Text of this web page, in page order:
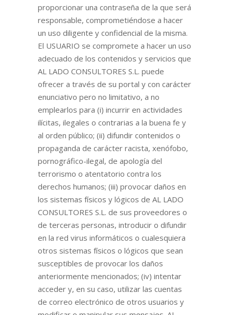
proporcionar una contraseña de la que será
responsable, comprometiéndose a hacer
un uso diligente y confidencial de la misma.
El USUARIO se compromete a hacer un uso
adecuado de los contenidos y servicios que
AL LADO CONSULTORES S.L. puede
ofrecer a través de su portal y con carácter
enunciativo pero no limitativo, a no
emplearlos para (i) incurrir en actividades
ilícitas, ilegales o contrarias a la buena fe y
al orden público; (ii) difundir contenidos o
propaganda de carácter racista, xenófobo,
pornográfico-ilegal, de apología del
terrorismo o atentatorio contra los
derechos humanos; (iii) provocar daños en
los sistemas físicos y lógicos de AL LADO
CONSULTORES S.L. de sus proveedores o
de terceras personas, introducir o difundir
en la red virus informáticos o cualesquiera
otros sistemas físicos o lógicos que sean
susceptibles de provocar los daños
anteriormente mencionados; (iv) intentar
acceder y, en su caso, utilizar las cuentas
de correo electrónico de otros usuarios y